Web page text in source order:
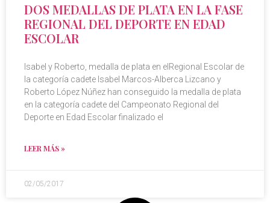
DOS MEDALLAS DE PLATA EN LA FASE
REGIONAL DEL DEPORTE EN EDAD
ESCOLAR
Isabel y Roberto, medalla de plata en elRegional Escolar de
la categoría cadete Isabel Marcos-Alberca Lizcano y
Roberto López Núñez han conseguido la medalla de plata
en la categoría cadete del Campeonato Regional del
Deporte en Edad Escolar finalizado el
LEER MÁS »
02/05/2017